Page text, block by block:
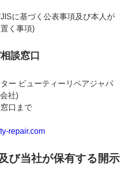
に基づく公表事項及び本人が
く事項)
談窓口
ー ビューティーリペアジャパ
社)
口まで
repair.com
び当社が保有する開示